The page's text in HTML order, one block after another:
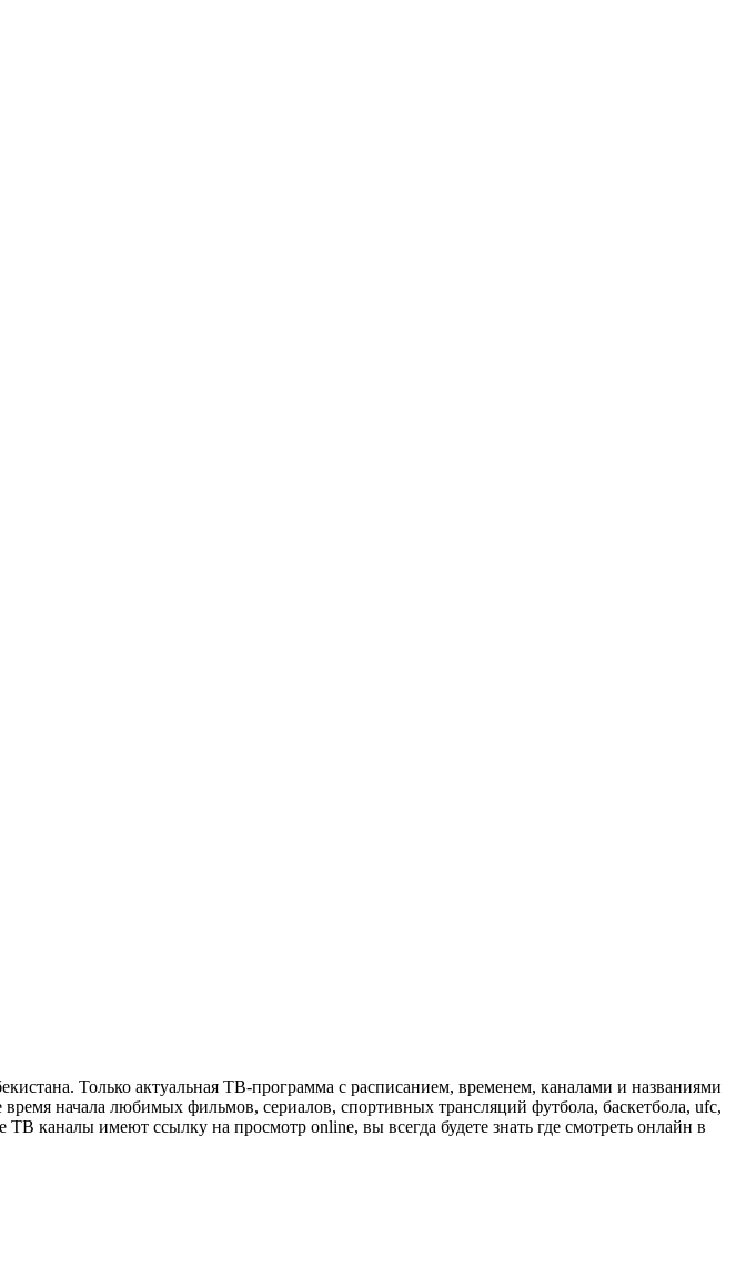
Только актуальная ТВ-программа с расписанием, временем, каналами и названиями
начала любимых фильмов, сериалов, спортивных трансляций футбола, баскетбола, ufc,
каналы имеют ссылку на просмотр online, вы всегда будете знать где смотреть онлайн в